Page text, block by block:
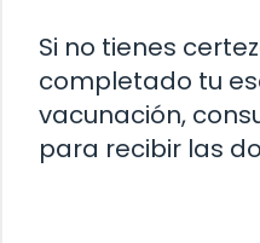
Si no tienes
completado tu
vacunación,
para recibir las